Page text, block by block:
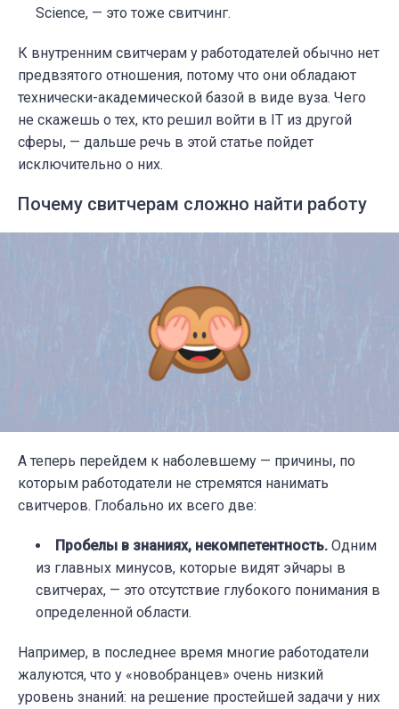
Science, — это тоже свитчинг.
К внутренним свитчерам у работодателей обычно нет
предвзятого отношения, потому что они обладают
технически-академической базой в виде вуза. Чего
не скажешь о тех, кто решил войти в IT из другой
сферы, — дальше речь в этой статье пойдет
исключительно о них.
Почему свитчерам сложно найти работу
А теперь перейдем к наболевшему — причины, по
которым работодатели не стремятся нанимать
свитчеров. Глобально их всего две:
Пробелы в знаниях, некомпетентность. Одним
из главных минусов, которые видят эйчары в
свитчерах, — это отсутствие глубокого понимания в
определенной области.
Например, в последнее время многие работодатели
жалуются, что у «новобранцев» очень низкий
уровень знаний: на решение простейшей задачи у них